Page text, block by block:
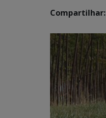
Compartilhar: